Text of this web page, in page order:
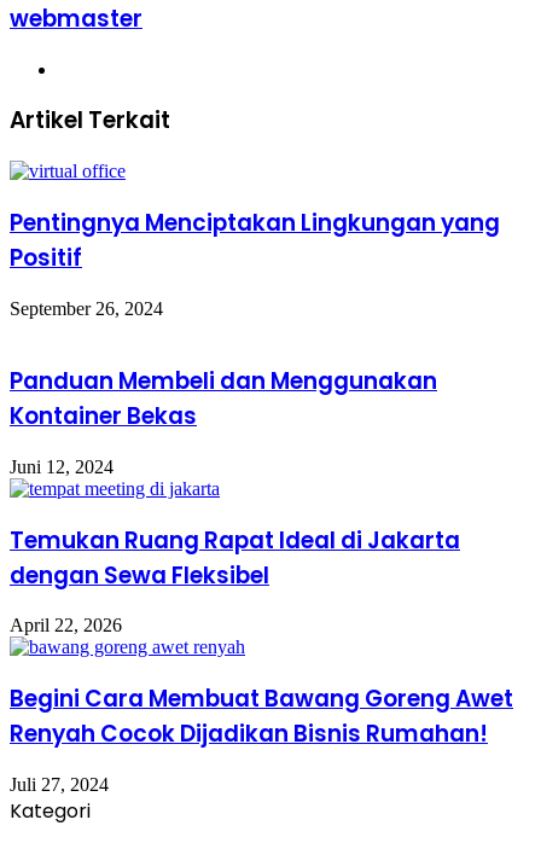
webmaster
Artikel Terkait
Pentingnya Menciptakan Lingkungan yang
Positif
September 26, 2024
Panduan Membeli dan Menggunakan
Kontainer Bekas
Juni 12, 2024
Temukan Ruang Rapat Ideal di Jakarta
dengan Sewa Fleksibel
April 22, 2026
Begini Cara Membuat Bawang Goreng Awet
Renyah Cocok Dijadikan Bisnis Rumahan!
Juli 27, 2024
Kategori